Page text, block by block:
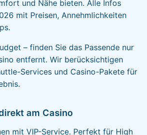
und Nähe bieten. Alle Infos
mit Preisen, Annehmlichkeiten
– finden Sie das Passende nur
entfernt. Wir berücksichtigen
Services und Casino-Pakete für
am Casino
mit VIP-Service. Perfekt für High